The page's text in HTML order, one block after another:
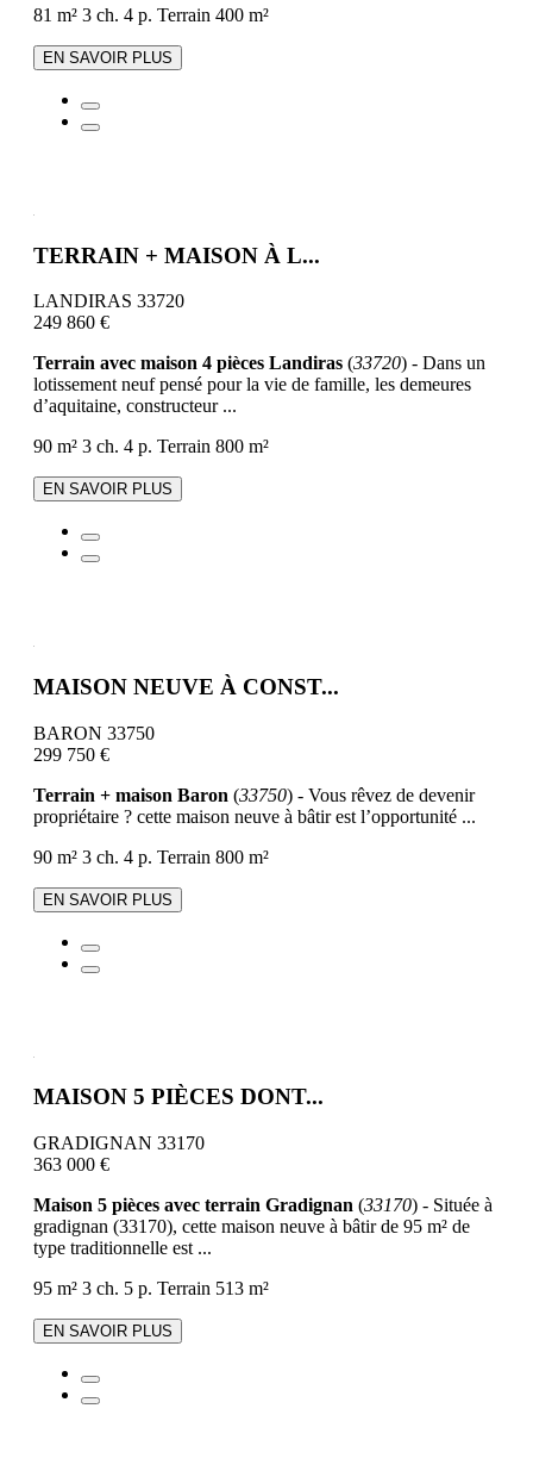
81 m² 3 ch. 4 p. Terrain 400 m²
EN SAVOIR PLUS
TERRAIN + MAISON À L...
LANDIRAS 33720
249 860 €
Terrain avec maison 4 pièces Landiras (33720) - Dans un
lotissement neuf pensé pour la vie de famille, les demeures
d’aquitaine, constructeur ...
90 m² 3 ch. 4 p. Terrain 800 m²
EN SAVOIR PLUS
MAISON NEUVE À CONST...
BARON 33750
299 750 €
Terrain + maison Baron (33750) - Vous rêvez de devenir
propriétaire ? cette maison neuve à bâtir est l’opportunité ...
90 m² 3 ch. 4 p. Terrain 800 m²
EN SAVOIR PLUS
MAISON 5 PIÈCES DONT...
GRADIGNAN 33170
363 000 €
Maison 5 pièces avec terrain Gradignan (33170) - Située à
gradignan (33170), cette maison neuve à bâtir de 95 m² de
type traditionnelle est ...
95 m² 3 ch. 5 p. Terrain 513 m²
EN SAVOIR PLUS